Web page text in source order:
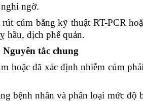
nghi ngờ.
cúm bằng kỹ thuật RT-PCR
hầu, dịch phế quản.
tắc chung
hoặc đã xác định nhiễm cúm
bệnh nhân và phân loại mức độ